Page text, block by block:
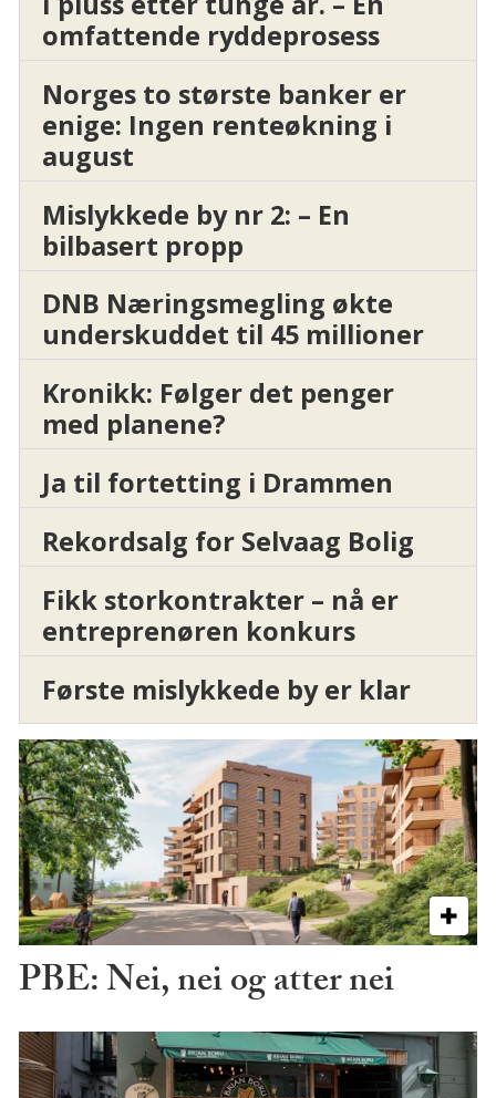
omfattende ryddeprosess
Norges to største banker er
enige: Ingen renteøkning i
august
Mislykkede by nr 2: – En
bilbasert propp
DNB Næringsmegling økte
underskuddet til 45 millioner
Kronikk: Følger det penger
med planene?
Ja til fortetting i Drammen
Rekordsalg for Selvaag Bolig
Fikk storkontrakter – nå er
entreprenøren konkurs
Første mislykkede by er klar
PBE: Nei, nei og atter nei